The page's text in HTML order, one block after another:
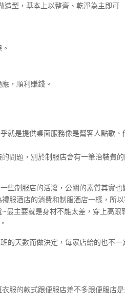
造型，基本上以整齊、乾淨為主即可
，順利賺錢。
就是提供桌面服務像是幫客人點歌、
問題，別於制服店會有一筆治裝費
些制服店的活潑，公關的素質其實
服酒店的消費和制服酒店一樣，所
最主要就是身材不能太差，穿上高
的天數而做決定，每家店給的也不
服的款式跟便服店差不多跟便服店是